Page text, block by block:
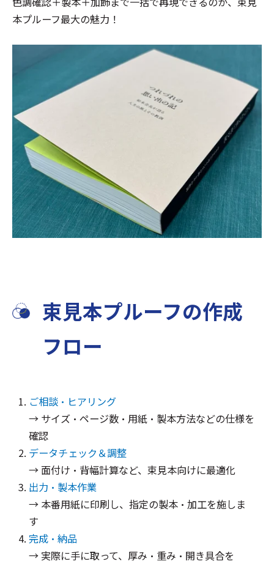
本プルーフ最大の魅力！
束見本プルーフの作成
フロー
ご相談・ヒアリング
→ サイズ・ページ数・用紙・製本方法などの仕様を
確認
データチェック＆調整
→ 面付け・背幅計算など、束見本向けに最適化
出力・製本作業
→ 本番用紙に印刷し、指定の製本・加工を施しま
す
完成・納品
→ 実際に手に取って、厚み・重み・開き具合を